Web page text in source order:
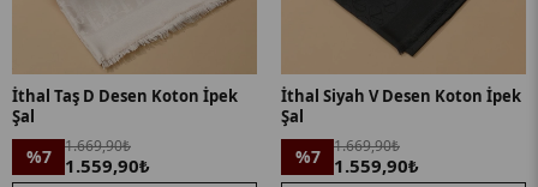
İthal Taş D Desen Koton İpek
Şal
%7 1.669,90₺
1.559,90₺
İthal Siyah V Desen Koton İpek
Şal
%7 1.669,90₺
1.559,90₺